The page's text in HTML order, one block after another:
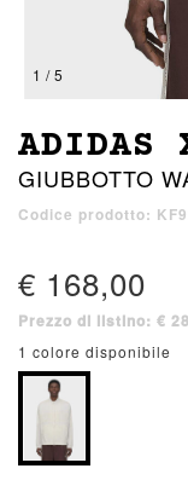
1 / 5
ADIDAS
GIUBBOTTO
Codice prodotto:
€ 168,00
Prezzo di listino: €
1 colore disponibile